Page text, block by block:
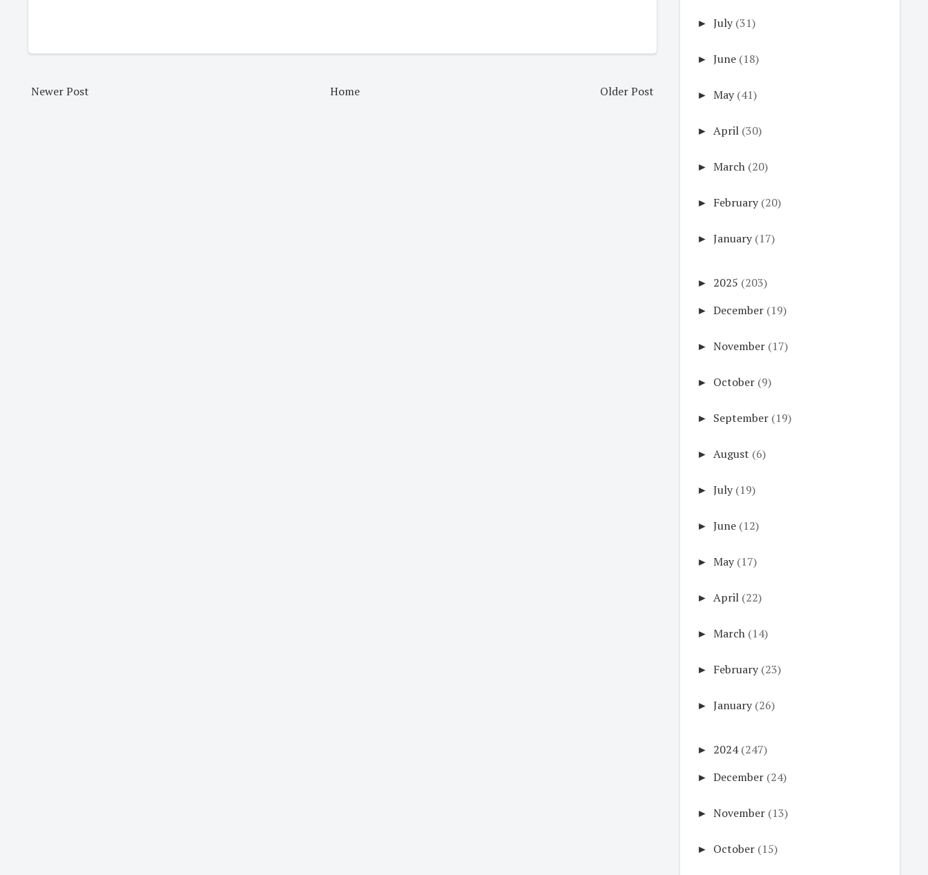
Newer Post Older Post
Home
► July (31)
► June (18)
► May (41)
► April (30)
► March (20)
► February (20)
► January (17)
► 2025 (203)
► December (19)
► November (17)
► October (9)
► September (19)
► August (6)
► July (19)
► June (12)
► May (17)
► April (22)
► March (14)
► February (23)
► January (26)
► 2024 (247)
► December (24)
► November (13)
► October (15)